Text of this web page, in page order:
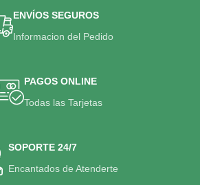
ENVÍOS SEGUROS
Informacion del Pedido
PAGOS ONLINE
Todas las Tarjetas
SOPORTE 24/7
Encantados de Atenderte